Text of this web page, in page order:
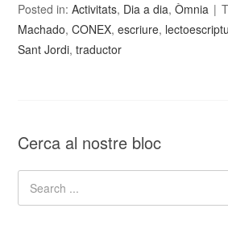
Posted in:Activitats, Dia a dia,Òmnia
Machado,CONEX,escriure,
Sant Jordi,traductor
Cerca al nostre bloc